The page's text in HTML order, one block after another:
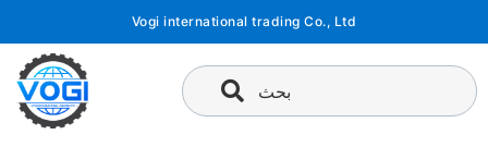
المحتوى
Vogi international trading Co., Ltd
بحث